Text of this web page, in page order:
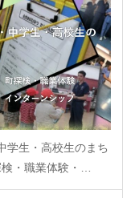
学生・高校生のまち
・職業体験・…